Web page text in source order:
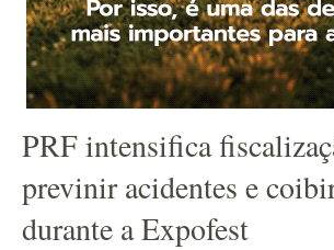
PRF intensifica
previnir acidentes e
durante a Expofest